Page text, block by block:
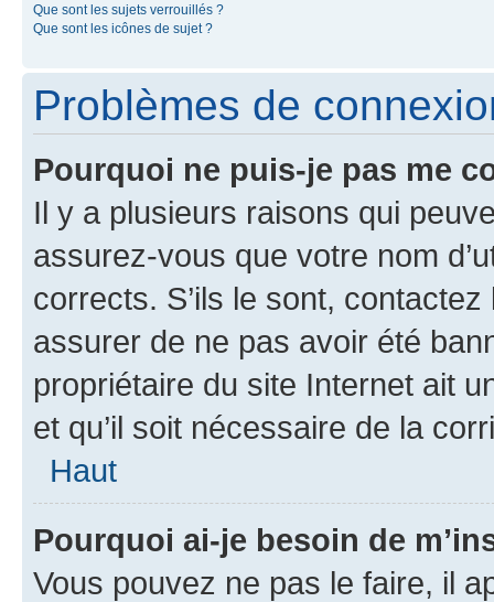
Que sont les sujets verrouillés ?
Que sont les icônes de sujet ?
Problèmes de
Pourquoi ne puis-je pas me
Il y a plusieurs raisons qui
assurez-vous que votre nom
corrects. S’ils le sont,
assurer de ne pas avoir été
propriétaire du site Internet ait
et qu’il soit nécessaire de la
Haut
Pourquoi ai-je besoin de
Vous pouvez ne pas le faire, il